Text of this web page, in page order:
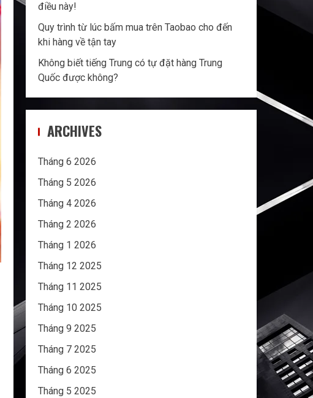
điều này!
Quy trình từ lúc bấm mua trên Taobao cho đến
khi hàng về tận tay
Không biết tiếng Trung có tự đặt hàng Trung
Quốc được không?
ARCHIVES
Tháng 6 2026
Tháng 5 2026
Tháng 4 2026
Tháng 2 2026
Tháng 1 2026
Tháng 12 2025
Tháng 11 2025
Tháng 10 2025
Tháng 9 2025
Tháng 7 2025
Tháng 6 2025
Tháng 5 2025